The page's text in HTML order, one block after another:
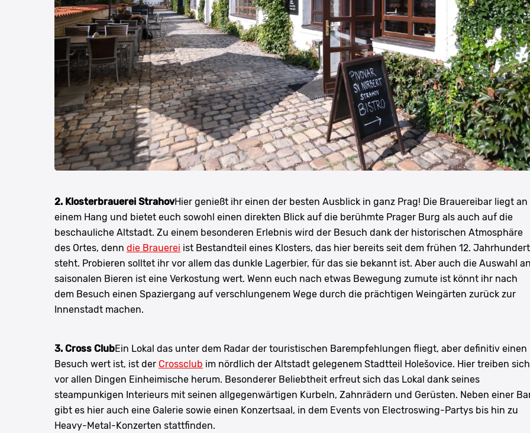
2. Klosterbrauerei StrahovHier genießt ihr einen der besten Ausblick in ganz Prag! Die Brauereibar liegt an
einem Hang und bietet euch sowohl einen direkten Blick auf die berühmte Prager Burg als auch auf die
beschauliche Altstadt. Zu einem besonderen Erlebnis wird der Besuch dank der historischen Atmosphäre
des Ortes, denn die Brauerei ist Bestandteil eines Klosters, das hier bereits seit dem frühen 12. Jahrhundert
steht. Probieren solltet ihr vor allem das dunkle Lagerbier, für das sie bekannt ist. Aber auch die Auswahl
saisonalen Bieren ist eine Verkostung wert. Wenn euch nach etwas Bewegung zumute ist könnt ihr nach
dem Besuch einen Spaziergang auf verschlungenem Wege durch die prächtigen Weingärten zurück zur
Innenstadt machen.
3. Cross ClubEin Lokal das unter dem Radar der touristischen Barempfehlungen fliegt, aber definitiv einen
Besuch wert ist, ist der Crossclub im nördlich der Altstadt gelegenem Stadtteil Holešovice. Hier treiben sich
vor allen Dingen Einheimische herum. Besonderer Beliebtheit erfreut sich das Lokal dank seines
steampunkigen Interieurs mit seinen allgegenwärtigen Kurbeln, Zahnrädern und Gerüsten. Neben einer
gibt es hier auch eine Galerie sowie einen Konzertsaal, in dem Events von Electroswing-Partys bis hin zu
Heavy-Metal-Konzerten stattfinden.